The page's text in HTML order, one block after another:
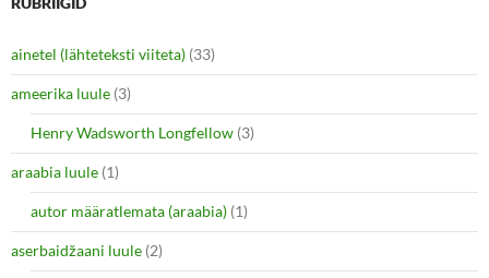
ainetel (lähteteksti viiteta) (33)
ameerika luule (3)
Henry Wadsworth Longfellow (3)
araabia luule (1)
autor määratlemata (araabia) (1)
aserbaidžaani luule (2)